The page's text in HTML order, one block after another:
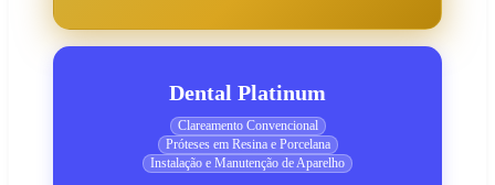
Dental Platinum
Clareamento Convencional
Próteses em Resina e Porcelana
Instalação e Manutenção de Aparelho